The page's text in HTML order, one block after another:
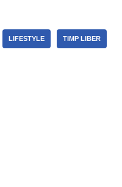
LIFESTYLE TIMP LIBER